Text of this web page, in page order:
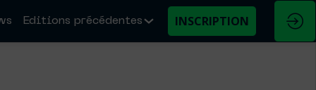
Editions précédentes INSCRIPTION